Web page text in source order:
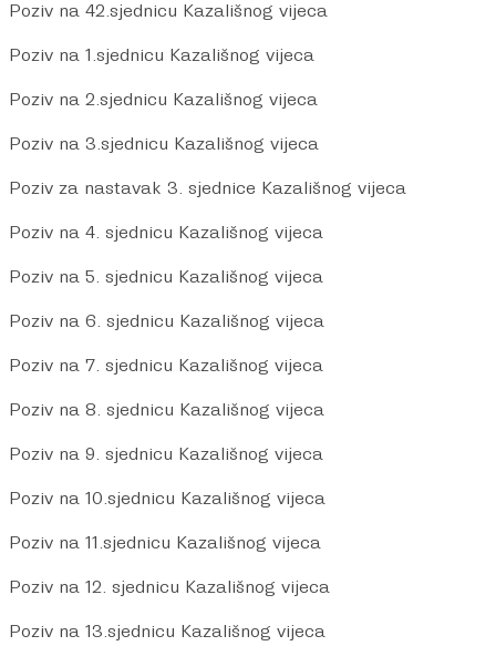
Poziv na 42.sjednicu Kazališnog vijeca
Poziv na 1.sjednicu Kazališnog vijeca
Poziv na 2.sjednicu Kazališnog vijeca
Poziv na 3.sjednicu Kazališnog vijeca
Poziv za nastavak 3. sjednice Kazališnog vijeca
Poziv na 4. sjednicu Kazališnog vijeca
Poziv na 5. sjednicu Kazališnog vijeca
Poziv na 6. sjednicu Kazališnog vijeca
Poziv na 7. sjednicu Kazališnog vijeca
Poziv na 8. sjednicu Kazališnog vijeca
Poziv na 9. sjednicu Kazališnog vijeca
Poziv na 10.sjednicu Kazališnog vijeca
Poziv na 11.sjednicu Kazališnog vijeca
Poziv na 12. sjednicu Kazališnog vijeca
Poziv na 13.sjednicu Kazališnog vijeca